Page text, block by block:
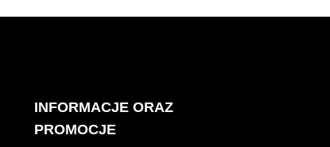
INFORMACJE ORAZ
PROMOCJE